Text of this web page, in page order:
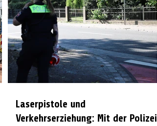
Laserpistole und
Verkehrserziehung: Mit der Polizei